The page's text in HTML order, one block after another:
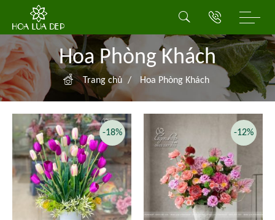
Hoa Phòng Khách
Trang chủ / Hoa Phòng Khách
-18% -12%